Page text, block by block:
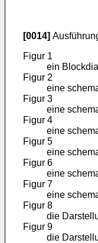
[0014]
Figur 1
ein
Figur 2
eine
Figur 3
eine
Figur 4
eine
Figur 5
eine
Figur 6
eine
Figur 7
eine
Figur 8
die
Figur 9
die